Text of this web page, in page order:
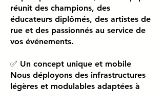
réunit des champions, des
éducateurs diplômés, des artistes de
rue et des passionnés au service de
vos événements.
✅ Un concept unique et mobile
Nous déployons des infrastructures
légères et modulables adaptées à